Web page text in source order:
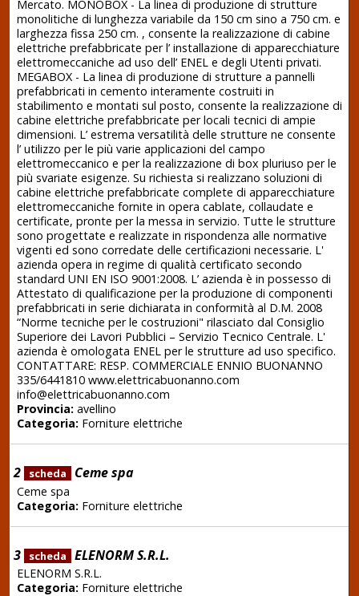
Mercato. MONOBOX - La linea di produzione di strutture
monolitiche di lunghezza variabile da 150 cm sino a 750 cm. e
larghezza fissa 250 cm. , consente la realizzazione di cabine
elettriche prefabbricate per l’ installazione di apparecchiature
elettromeccaniche ad uso dell’ ENEL e degli Utenti privati.
MEGABOX - La linea di produzione di strutture a pannelli
prefabbricati in cemento interamente costruiti in
stabilimento e montati sul posto, consente la realizzazione di
cabine elettriche prefabbricate per locali tecnici di ampie
dimensioni. L’ estrema versatilità delle strutture ne consente
l’ utilizzo per le più varie applicazioni del campo
elettromeccanico e per la realizzazione di box pluriuso per le
più svariate esigenze. Su richiesta si realizzano soluzioni di
cabine elettriche prefabbricate complete di apparecchiature
elettromeccaniche fornite in opera cablate, collaudate e
certificate, pronte per la messa in servizio. Tutte le strutture
sono progettate e realizzate in rispondenza alle normative
vigenti ed sono corredate delle certificazioni necessarie. L'
azienda opera in regime di qualità certificato secondo
standard UNI EN ISO 9001:2008. L’ azienda è in possesso di
Attestato di qualificazione per la produzione di componenti
prefabbricati in serie dichiarata in conformità al D.M. 2008
“Norme tecniche per le costruzioni" rilasciato dal Consiglio
Superiore dei Lavori Pubblici – Servizio Tecnico Centrale. L'
azienda è omologata ENEL per le strutture ad uso specifico.
CONTATTARE: RESP. COMMERCIALE ENNIO BUONANNO
335/6441810 www.elettricabuonanno.com
info@elettricabuonanno.com
Provincia:avellino
Categoria:Forniture elettriche
2 scheda Ceme spa
Ceme spa
Categoria:Forniture elettriche
3 scheda ELENORM S.R.L.
ELENORM S.R.L.
Categoria:Forniture elettriche